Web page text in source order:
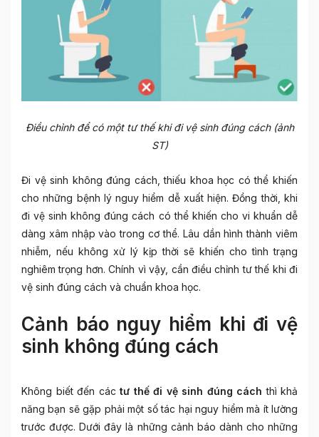
Điều chỉnh để có một tư thế khi đi vệ sinh đúng cách (ảnh
ST)
Đi vệ sinh không đúng cách, thiếu khoa học có thể khiến
cho những bệnh lý nguy hiểm dễ xuất hiện. Đồng thời, khi
đi vệ sinh không đúng cách có thể khiến cho vi khuẩn dễ
dàng xâm nhập vào trong cơ thể. Lâu dần hình thành viêm
nhiễm, nếu không xử lý kịp thời sẽ khiến cho tình trạng
nghiêm trọng hơn. Chính vì vậy, cần điều chỉnh tư thế khi đi
vệ sinh đúng cách và chuẩn khoa học.
Cảnh báo nguy hiểm khi đi vệ
sinh không đúng cách
Không biết đến các tư thế đi vệ sinh đúng cách thì khả
năng bạn sẽ gặp phải một số tác hại nguy hiểm mà ít lường
trước được. Dưới đây là những cảnh báo dành cho những